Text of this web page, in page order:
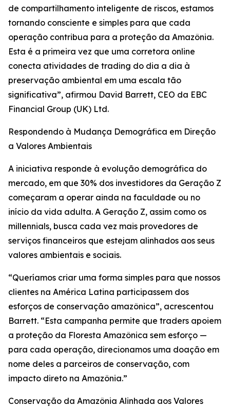
de compartilhamento inteligente de riscos, estamos
tornando consciente e simples para que cada
operação contribua para a proteção da Amazônia.
Esta é a primeira vez que uma corretora online
conecta atividades de trading do dia a dia à
preservação ambiental em uma escala tão
significativa”, afirmou David Barrett, CEO da EBC
Financial Group (UK) Ltd.
Respondendo à Mudança Demográfica em Direção
a Valores Ambientais
A iniciativa responde à evolução demográfica do
mercado, em que 30% dos investidores da Geração Z
começaram a operar ainda na faculdade ou no
início da vida adulta. A Geração Z, assim como os
millennials, busca cada vez mais provedores de
serviços financeiros que estejam alinhados aos seus
valores ambientais e sociais.
“Queríamos criar uma forma simples para que nossos
clientes na América Latina participassem dos
esforços de conservação amazônica”, acrescentou
Barrett. “Esta campanha permite que traders apoiem
a proteção da Floresta Amazônica sem esforço —
para cada operação, direcionamos uma doação em
nome deles a parceiros de conservação, com
impacto direto na Amazônia.”
Conservação da Amazônia Alinhada aos Valores